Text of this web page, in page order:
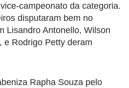
campeonato da categoria.
disputaram bem no
Lisandro Antonello, Wilson
e Rodrigo Petty deram
Rapha Souza pelo